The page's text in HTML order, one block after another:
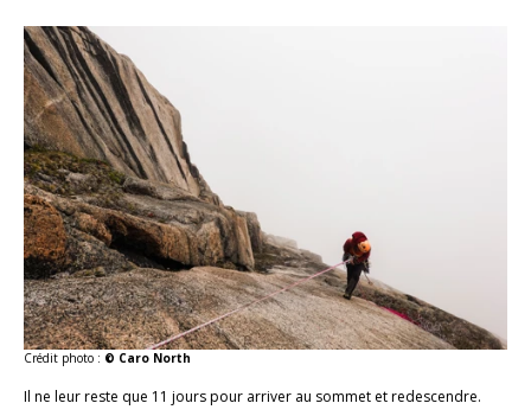
Crédit photo : © Caro North
Il ne leur reste que 11 jours pour arriver au sommet et redescendre.